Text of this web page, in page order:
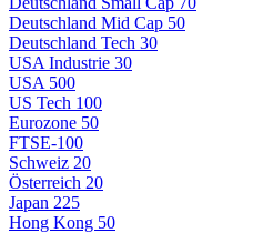
Deutschland Mid Cap 50
Deutschland Tech 30
USA Industrie 30
USA 500
US Tech 100
Eurozone 50
FTSE-100
Schweiz 20
Österreich 20
Japan 225
Hong Kong 50